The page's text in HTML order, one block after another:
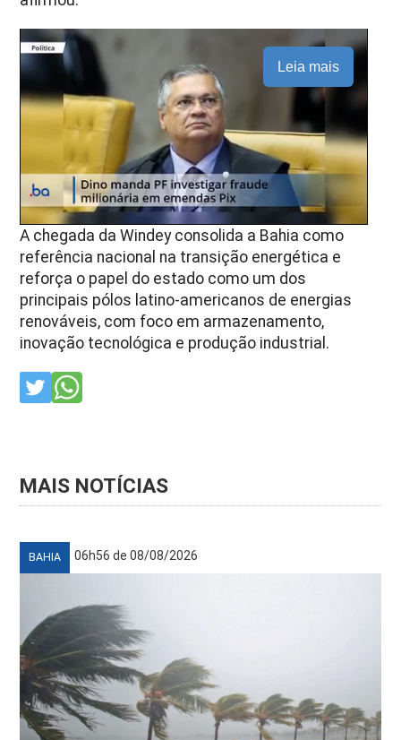
Leia mais
A chegada da Windey consolida a Bahia como
referência nacional na transição energética e
reforça o papel do estado como um dos
principais pólos latino-americanos de energias
renováveis, com foco em armazenamento,
inovação tecnológica e produção industrial.
MAIS NOTÍCIAS
BAHIA 06h56 de 08/08/2026